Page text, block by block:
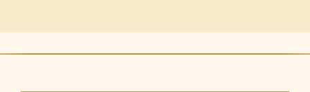
ενισχύονται η φαντασία, η αυτοέκφραση
και η συναισθηματική ανάπτυξη.